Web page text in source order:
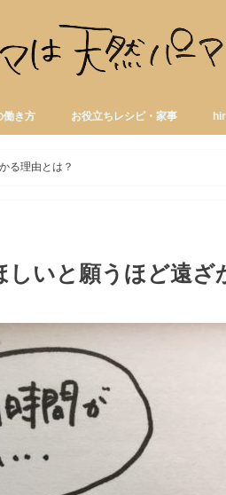
働き方 お役立ちレシピ・家事
る理由とは？
しいと願うほど遠ざ